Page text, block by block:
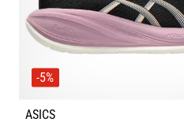
-5%
ASICS